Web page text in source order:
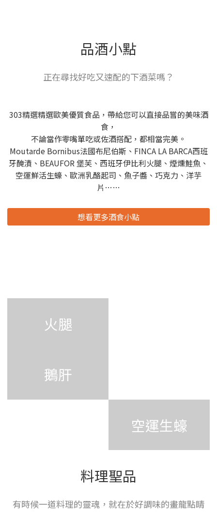
品酒小點
正在尋找好吃又速配的下酒菜嗎？
303精選精選歐美優質食品，帶給您可以直接品嘗的美味酒
食，
不論當作零嘴單吃或佐酒搭配，都相當完美。
Moutarde Bornibus法國布尼伯斯、FINCA LA BARCA西班
牙醃漬、BEAUFOR 堡芙、西班牙伊比利火腿、煙燻鮭魚、
空運鮮活生蠔、歐洲乳酪起司、魚子醬、巧克力、洋芋
片……
想看更多酒食小點
火腿
鵝肝
空運生蠔
料理聖品
有時候一道料理的靈魂，就在於好調味的畫龍點睛